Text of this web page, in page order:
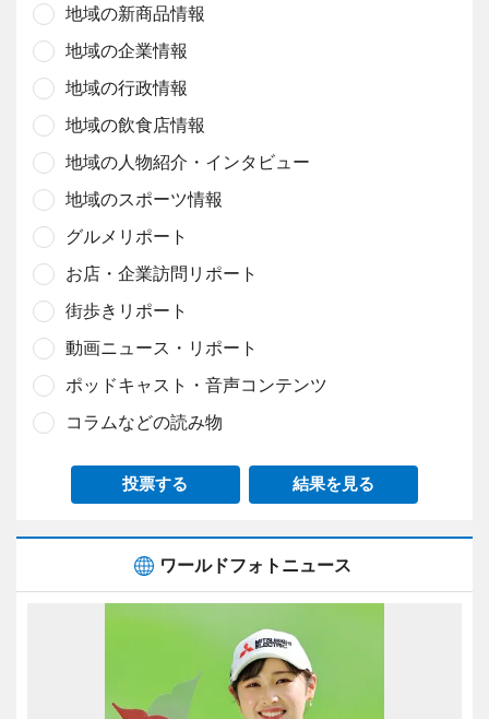
地域の新商品情報
地域の企業情報
地域の行政情報
地域の飲食店情報
地域の人物紹介・インタビュー
地域のスポーツ情報
グルメリポート
お店・企業訪問リポート
街歩きリポート
動画ニュース・リポート
ポッドキャスト・音声コンテンツ
コラムなどの読み物
投票する 結果を見る
ワールドフォトニュース